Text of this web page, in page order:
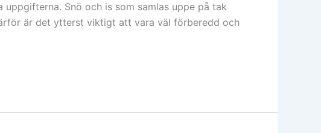
Snö och is som samlas uppe på tak
är det ytterst viktigt att vara väl förberedd och